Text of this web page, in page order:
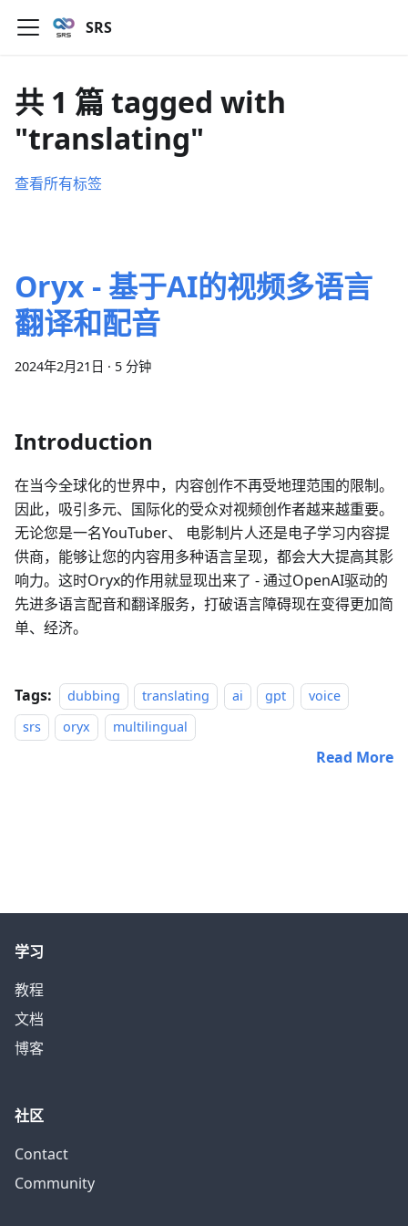
SRS
共 1 篇 tagged with
"translating"
查看所有标签
Oryx - 基于AI的视频多语言
翻译和配音
2024年2月21日 · 5 分钟
Introduction
在当今全球化的世界中，内容创作不再受地理范围的限制。
因此，吸引多元、国际化的受众对视频创作者越来越重要。
无论您是一名YouTuber、 电影制片人还是电子学习内容提
供商，能够让您的内容用多种语言呈现，都会大大提高其影
响力。这时Oryx的作用就显现出来了 - 通过OpenAI驱动的
先进多语言配音和翻译服务，打破语言障碍现在变得更加简
单、经济。
Tags: dubbing translating ai gpt
voice
srs
oryx multilingual
Read More
学习
教程
文档
博客
社区
Contact
Community